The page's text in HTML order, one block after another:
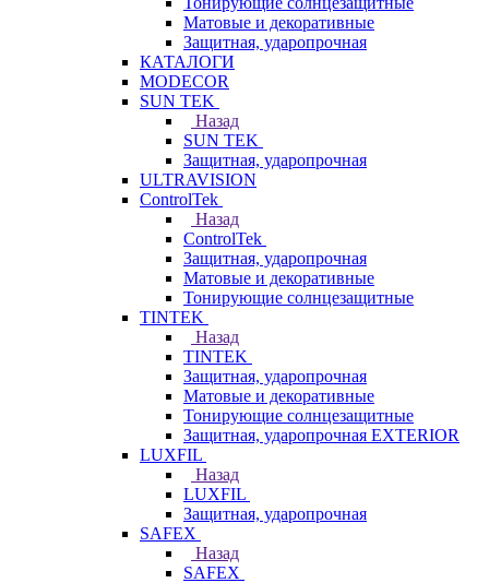
Матовые и декоративные
Защитная, ударопрочная
КАТАЛОГИ
MODECOR
SUN TEK
Назад
SUN TEK
Защитная, ударопрочная
ULTRAVISION
ControlTek
Назад
ControlTek
Защитная, ударопрочная
Матовые и декоративные
Тонирующие солнцезащитные
TINTEK
Назад
TINTEK
Защитная, ударопрочная
Матовые и декоративные
Тонирующие солнцезащитные
Защитная, ударопрочная EXTERIOR
LUXFIL
Назад
LUXFIL
Защитная, ударопрочная
SAFEX
Назад
SAFEX